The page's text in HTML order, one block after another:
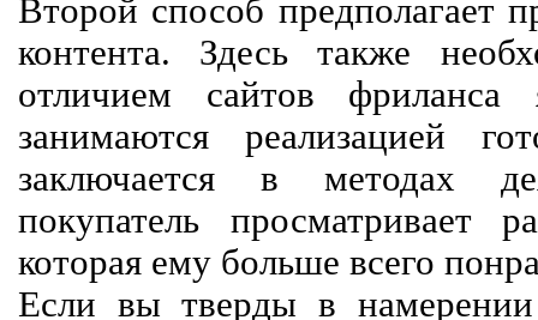
Второй способ предполагает
контента. Здесь также
отличием сайтов
занимаются реализацией
заключается в методах
покупатель просматривает
которая ему больше всего
Если вы тверды в